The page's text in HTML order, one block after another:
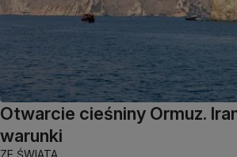
Otwarcie cieśniny Ormuz.
warunki
ZE ŚWIATA